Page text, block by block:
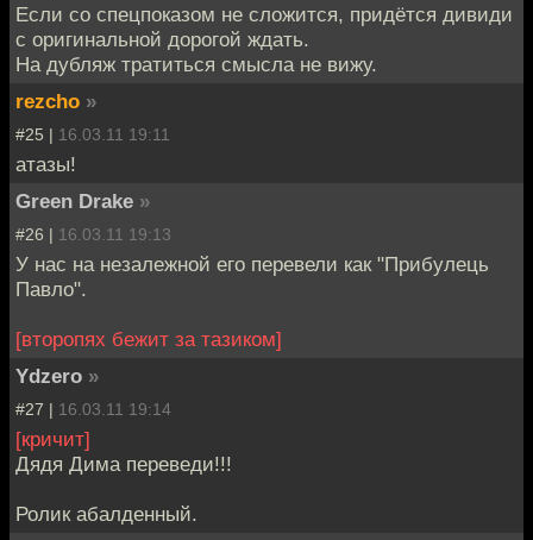
Если со спецпоказом не сложится, придётся дивиди
с оригинальной дорогой ждать.
На дубляж тратиться смысла не вижу.
rezcho »
#25 | 16.03.11 19:11
атазы!
Green Drake »
#26 | 16.03.11 19:13
У нас на незалежной его перевели как "Прибулець
Павло".
[второпях бежит за тазиком]
Ydzero »
#27 | 16.03.11 19:14
[кричит]
Дядя Дима переведи!!!
Ролик абалденный.